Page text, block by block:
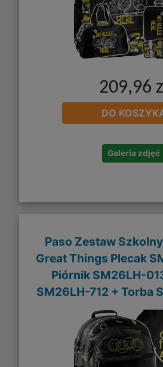
209,96
DO
Galeria zdjęć
Paso Zestaw
Great Things Plecak
Piórnik SM26LH-
SM26LH-712 + Torba